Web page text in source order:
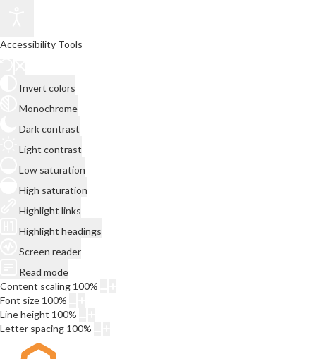
Accessibility Tools
Invert colors
Monochrome
Dark contrast
Light contrast
Low saturation
High saturation
Highlight links
Highlight headings
Screen reader
Read mode
Content scaling 100%
Font size 100%
Line height 100%
Letter spacing 100%